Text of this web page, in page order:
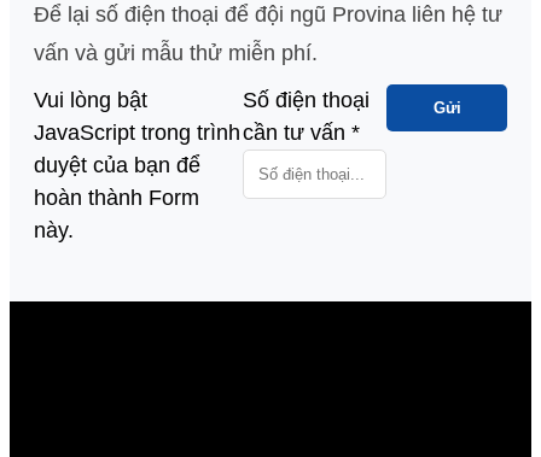
Để lại số điện thoại để đội ngũ Provina liên hệ tư
vấn và gửi mẫu thử miễn phí.
Vui lòng bật
JavaScript trong trình
duyệt của bạn để
hoàn thành Form
này.
cần
điện
thoại
Số điện thoại
cần tư vấn *
Gửi